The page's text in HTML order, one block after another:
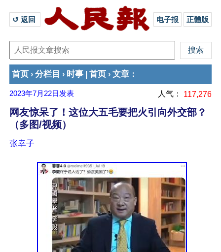
↺ 返回 电子报 正體版
首页 › 分栏目 › 时事 首页 › 文章 ：
2023年7月22日 发表 人气： 117,276
网友惊呆了！这位大五毛要把火引向外交部？
（多图/视频）
张幸子